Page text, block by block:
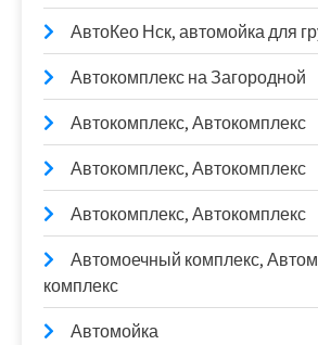
АвтоКео Нск, автомойка для
Автокомплекс на Загородной
Автокомплекс, Автокомплекс
Автокомплекс, Автокомплекс
Автокомплекс, Автокомплекс
Автомоечный комплекс,
комплекс
Автомойка